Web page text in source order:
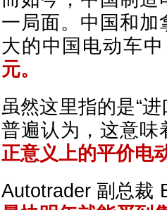
一局面。中国和
大的中国电动车
元。
虽然这里指的是“
普遍认为，这意味
正意义上的平价电
Autotrader 副总裁